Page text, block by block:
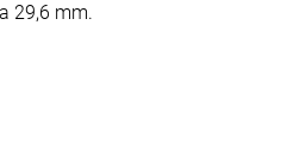
29,6 mm.